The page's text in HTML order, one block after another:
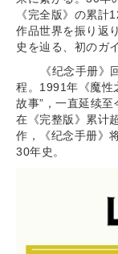
《完全版》の累計
作品世界を振り返
史を辿る、初のガ
《纪念手册
程。1991年《魔性
故事”，一直延续
在《完整版》累计
作，《纪念手册》
30年史。